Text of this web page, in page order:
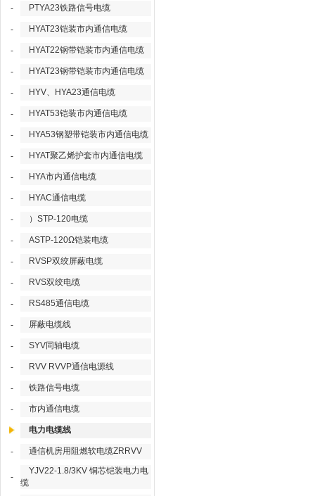
-
PTYA23铁路信号电缆
- HYAT23铠装市内通信电缆
- HYAT22钢带铠装市内通信电缆
- HYAT23钢带铠装市内通信电缆
- HYV、HYA23通信电缆
- HYAT53铠装市内通信电缆
- HYA53钢塑带铠装市内通信电缆
- HYAT聚乙烯护套市内通信电缆
- HYA市内通信电缆
- HYAC通信电缆
- ）STP-120电缆
- ASTP-120Ω铠装电缆
- RVSP双绞屏蔽电缆
- RVS双绞电缆
- RS485通信电缆
- 屏蔽电缆线
- SYV同轴电缆
- RVV RVVP通信电源线
- 铁路信号电缆
- 市内通信电缆
电力电缆线
- 通信机房用阻燃软电缆ZRRVV
-
YJV22-1.8/3KV 铜芯铠装电力电
缆